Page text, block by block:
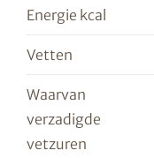
Energie kcal
Vetten
Waarvan
verzadigde
vetzuren